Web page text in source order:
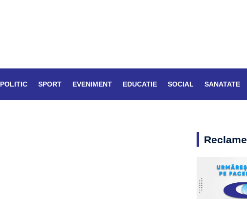
POLITIC SPORT EVENIMENT EDUCATIE SOCIAL SANATATE
Reclame